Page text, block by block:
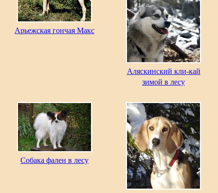
Арьежская гончая Макс
Аляскинский кли-кай
зимой в лесу
Собака фален в лесу